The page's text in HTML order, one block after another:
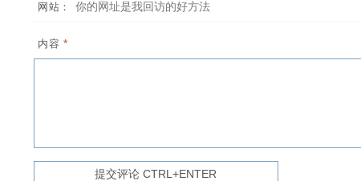
网站：
内容 *